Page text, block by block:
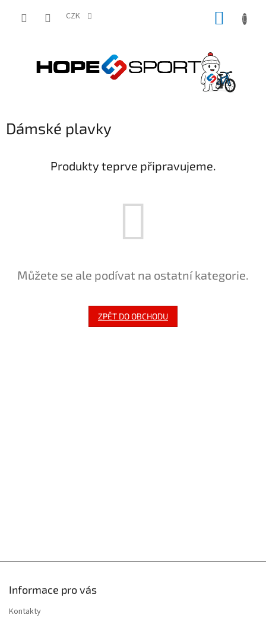
CZK
Dámské plavky
Produkty teprve připravujeme.
Můžete se ale podívat na ostatní kategorie.
ZPĚT DO OBCHODU
Informace pro vás
Kontakty